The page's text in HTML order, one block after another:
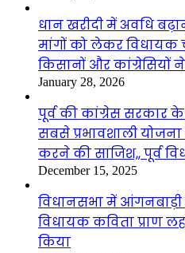
धान खरीदी में अवधि
मांगों को लेकर विधायक
किसानों और कांग्रेसियों
January 28, 2026
पूर्व की कांग्रेस सरकार के
सबसे प्रभावशाली
करने की साजिश,, पूर्व
December 15, 2025
विधानसभा में आंगनबाड़ी
विधायक कविता प्राण
किया